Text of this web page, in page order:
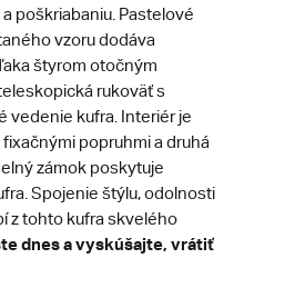
poškriabaniu. Pastelové
vzoru dodáva
štyrom otočným
rukoväť s
vedenie kufra. Interiér je
popruhmi a druhá
zámok poskytuje
Spojenie štýlu, odolnosti
z tohto kufra skvelého
dnes a vyskúšajte, vrátiť